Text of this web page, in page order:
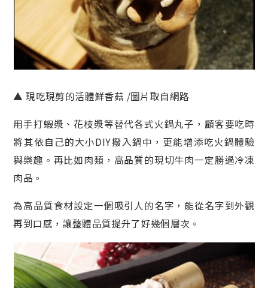
▲ 現吃現剪的活體鮮香菇 /圖片取自網路
用手打蝦漿、花枝漿等替代各式火鍋丸子，顧客要吃時
將其依自己的大小DIY撥入鍋中，更能增添吃火鍋體驗
與樂趣。再比如肉類，高品質的現切牛肉一定勝過冷凍
肉品。
為高品質食材設定一個吸引人的名字，能從名字到外觀
再到口感，讓整體品質提升了好幾個層次。